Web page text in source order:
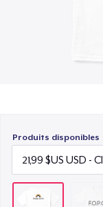
Produits disponibles